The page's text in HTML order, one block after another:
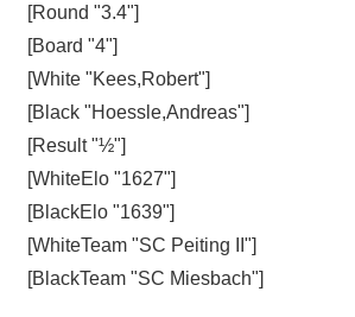
[Round "3.4"]
[Board "4"]
[White "Kees,Robert"]
[Black "Hoessle,Andreas"]
[Result "½"]
[WhiteElo "1627"]
[BlackElo "1639"]
[WhiteTeam "SC Peiting II"]
[BlackTeam "SC Miesbach"]